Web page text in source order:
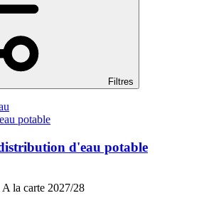
Filtres
potable
d'eau potable
A la carte 2027/28